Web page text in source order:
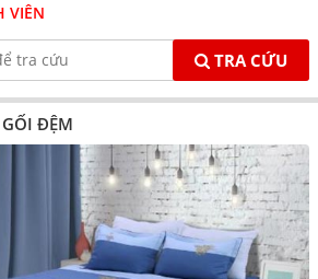
VIÊN
TRA CỨU
ĐỆM